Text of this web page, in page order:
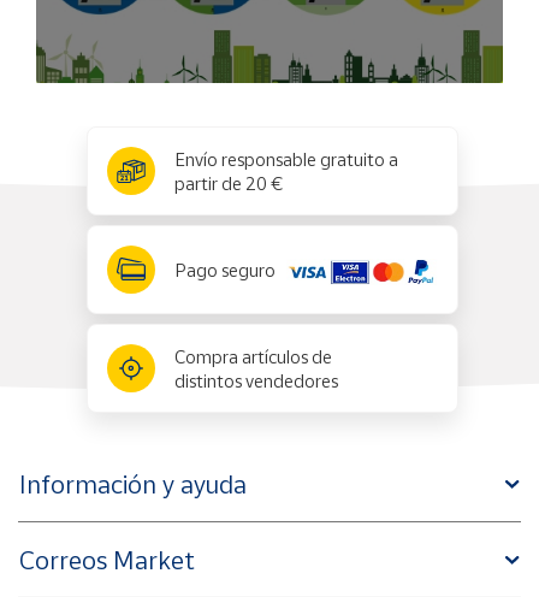
Envío responsable gratuito a
partir de 20 €
Pago seguro
Compra artículos de
distintos vendedores
Información y ayuda
Correos Market